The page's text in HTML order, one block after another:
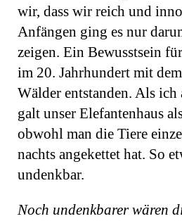
wir, dass wir reich und
Anfängen ging es nur
zeigen. Ein Bewusstsein
im 20. Jahrhundert mit
Wälder entstanden. Als ich
galt unser Elefantenhaus
obwohl man die Tiere
nachts angekettet hat. So
undenkbar.
Noch undenkbarer wären